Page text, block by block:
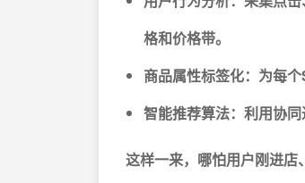
格和价格带。
商品属性标签化：为每
智能推荐算法：利用协
这样一来，哪怕用户刚进